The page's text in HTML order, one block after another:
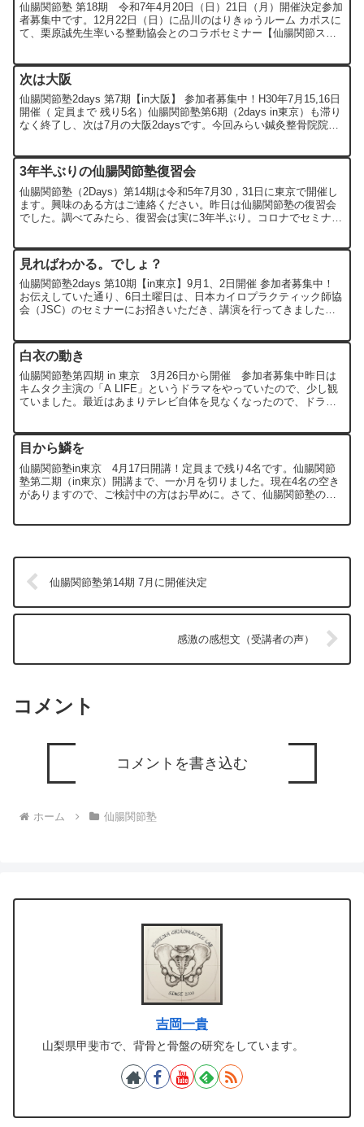
仙腸関節塾 第18期 令和7年4月20日（日）21日（月）開催決定参加
者募集中です。12月22日（日）に品川のはりきゅうルーム カポスに
て、栗原誠先生率いる整動協会とのコラボセミナー【仙腸関節スペ
次は大阪
仙腸関節塾2days 第7期【in大阪】 参加者募集中！H30年7月15,16日
開催（ 定員まで 残り5名）仙腸関節塾第6期（2days in東京）も滞り
なく終了し、次は7月の大阪2daysです。今回みらい鍼灸整骨院院
3年半ぶりの仙腸関節塾復習会
仙腸関節塾（2Days）第14期は令和5年7月30，31日に東京で開催し
ます。興味のある方はご連絡ください。昨日は仙腸関節塾の復習会
でした。調べてみたら、復習会は実に3年半ぶり。コロナでセミナー
見ればわかる。でしょ？
仙腸関節塾2days 第10期【in東京】9月1、2日開催 参加者募集中！
お伝えしていた通り、6日土曜日は、日本カイロプラクティック師協
会（JSC）のセミナーにお招きいただき、講演を行ってきました。
白衣の動き
仙腸関節塾第四期 in 東京 3月26日から開催 参加者募集中昨日は
キムタク主演の「A LIFE」というドラマをやっていたので、少し観
ていました。最近はあまりテレビ自体を見なくなったので、ドラマ
目から鱗を
仙腸関節塾in東京 4月17日開講！定員まで残り4名です。仙腸関節
塾第二期（in東京）開講まで、一か月を切りました。現在4名の空き
がありますので、ご検討中の方はお早めに。さて、仙腸関節塾の講
仙腸関節塾第14期 7月に開催決定
感激の感想文（受講者の声）
コメント
コメントを書き込む
ホーム 仙腸関節塾
吉岡一貴
山梨県甲斐市で、背骨と骨盤の研究をしています。